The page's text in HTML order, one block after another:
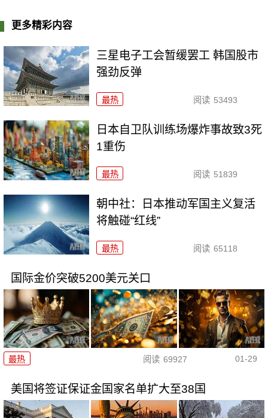
更多精彩内容
三星电子工会暂缓罢工 韩国股市
强劲反弹
最热 阅读 53493
日本自卫队训练场爆炸事故致3死
1重伤
最热 阅读 51839
朝中社：日本推动军国主义复活
将触碰“红线”
最热 阅读 65118
国际金价突破5200美元关口
最热 阅读 69927 01-29
美国将签证保证金国家名单扩大至38国